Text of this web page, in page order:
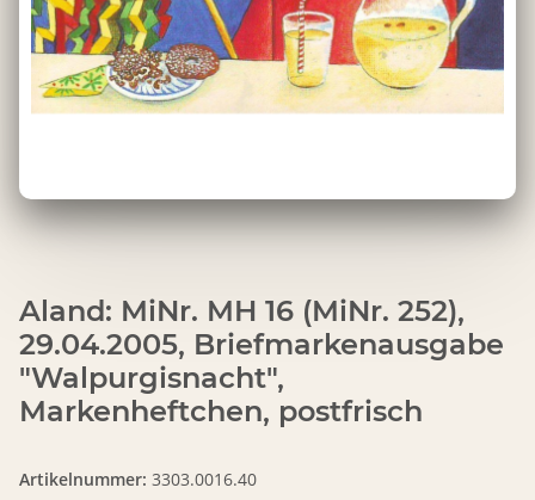
Aland: MiNr. MH 16 (MiNr. 252),
29.04.2005, Briefmarkenausgabe
"Walpurgisnacht",
Markenheftchen, postfrisch
Artikelnummer: 3303.0016.40